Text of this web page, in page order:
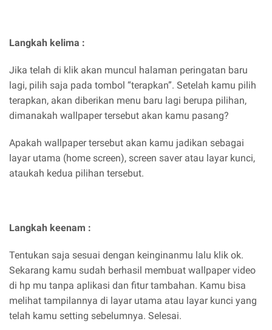
Langkah kelima :
Jika telah di klik akan muncul halaman peringatan baru
lagi, pilih saja pada tombol “terapkan”. Setelah kamu pilih
terapkan, akan diberikan menu baru lagi berupa pilihan,
dimanakah wallpaper tersebut akan kamu pasang?
Apakah wallpaper tersebut akan kamu jadikan sebagai
layar utama (home screen), screen saver atau layar kunci,
ataukah kedua pilihan tersebut.
Langkah keenam :
Tentukan saja sesuai dengan keinginanmu lalu klik ok.
Sekarang kamu sudah berhasil membuat wallpaper video
di hp mu tanpa aplikasi dan fitur tambahan. Kamu bisa
melihat tampilannya di layar utama atau layar kunci yang
telah kamu setting sebelumnya. Selesai.